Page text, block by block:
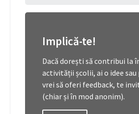
Implică-te!
Dacă dorești să contribui la
activității școlii, ai o idee sau
vrei să oferi feedback, te
(chiar și în mod anonim).